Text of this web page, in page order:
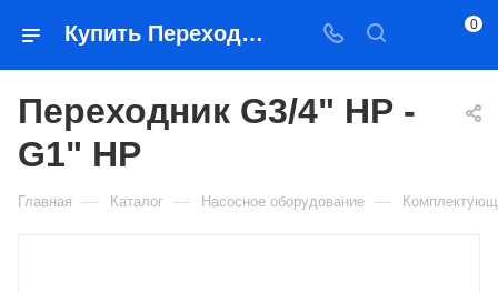
Купить Переходник G3/4" НР - G1" НР в Якутске — цена, характеристики, подбор | Востоктехторг 0
Переходник G3/4" НР -
G1" НР
Главная — Каталог — Насосное оборудование —